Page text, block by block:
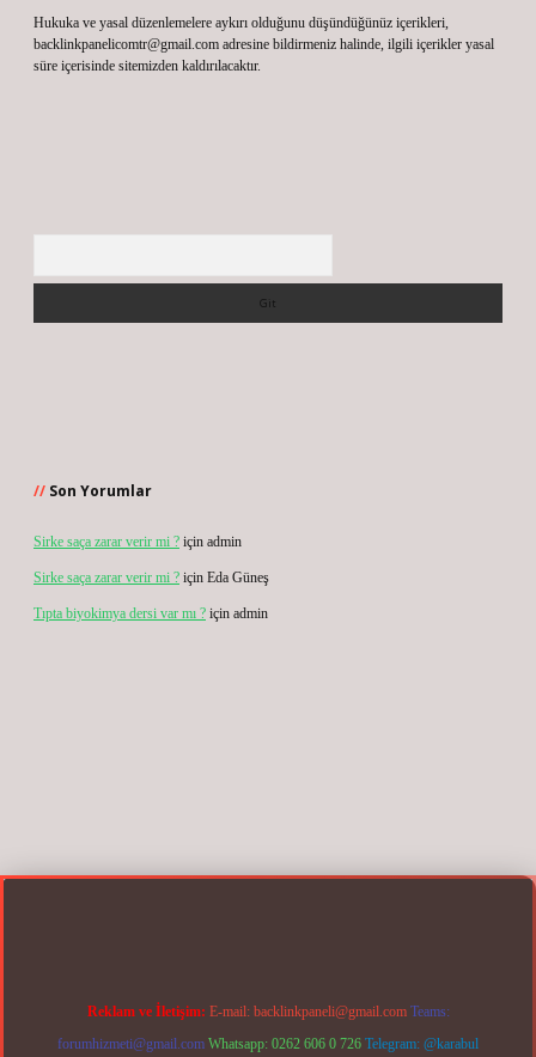
Hukuka ve yasal düzenlemelere aykırı olduğunu düşündüğünüz içerikleri,
backlinkpanelicomtr@gmail.com adresine bildirmeniz halinde, ilgili içerikler yasal
süre içerisinde sitemizden kaldırılacaktır.
Son Yorumlar
Sirke saça zarar verir mi ? için admin
Sirke saça zarar verir mi ? için Eda Güneş
Tıpta biyokimya dersi var mı ? için admin
Reklam ve İletişim: E-mail: backlinkpaneli@gmail.com Teams:
forumhizmeti@gmail.com Whatsapp: 0262 606 0 726 Telegram: @karabul